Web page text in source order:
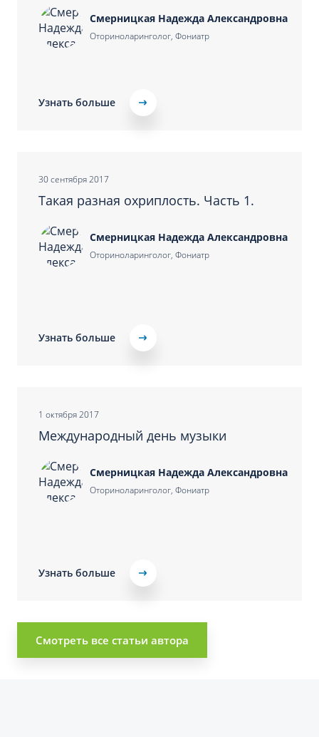
Смерницкая Надежда Александровна
Оториноларинголог, Фониатр
Узнать больше
30 сентября 2017
Такая разная охриплость. Часть 1.
Смерницкая Надежда Александровна
Оториноларинголог, Фониатр
Узнать больше
1 октября 2017
Международный день музыки
Смерницкая Надежда Александровна
Оториноларинголог, Фониатр
Узнать больше
Смотреть все статьи автора